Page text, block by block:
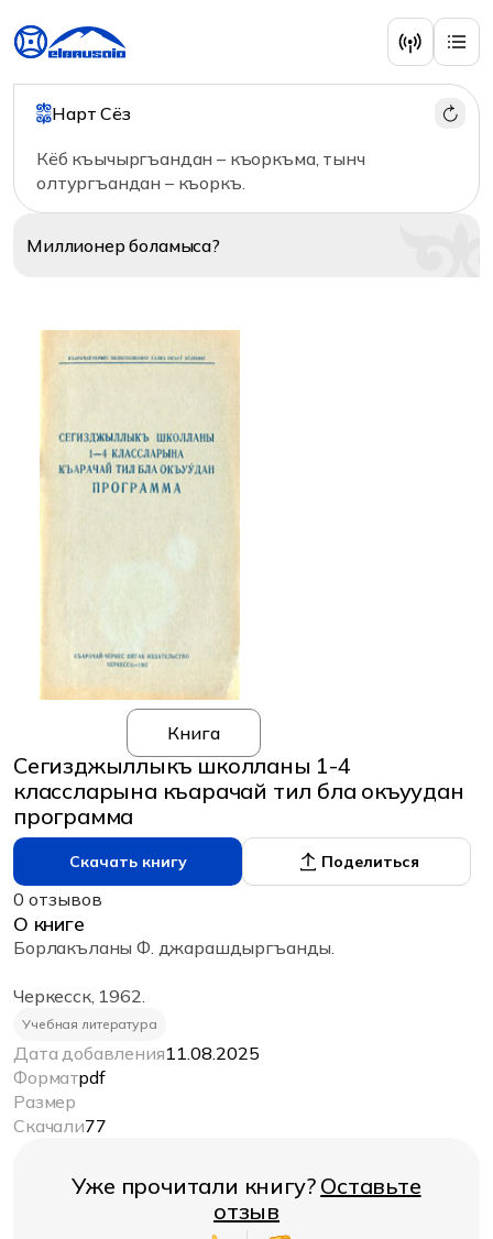
Нарт Сёз
Кёб къычыргъандан – къоркъма, тынч
олтургъандан – къоркъ.
Миллионерболамыса?
Учебная литература
Книга
Сегизджыллыкъ школланы 1-4
классларына къарачай тил бла окъуудан
программа
Скачать книгу Поделиться
0 отзывов
О книге
Борлакъланы Ф. джарашдыргъанды.
Черкесск, 1962.
Учебная литература
Дата добавления11.08.2025
Форматpdf
Размер
Скачали77
Уже прочитали книгу? Оставьте
отзыв